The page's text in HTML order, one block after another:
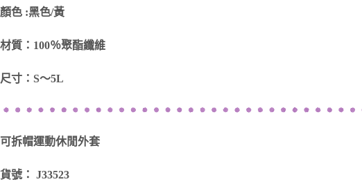
顏色 :黑色/黃
材質：100％聚酯纖維
尺寸：S～5L
可拆帽運動休閒外套
貨號： J33523